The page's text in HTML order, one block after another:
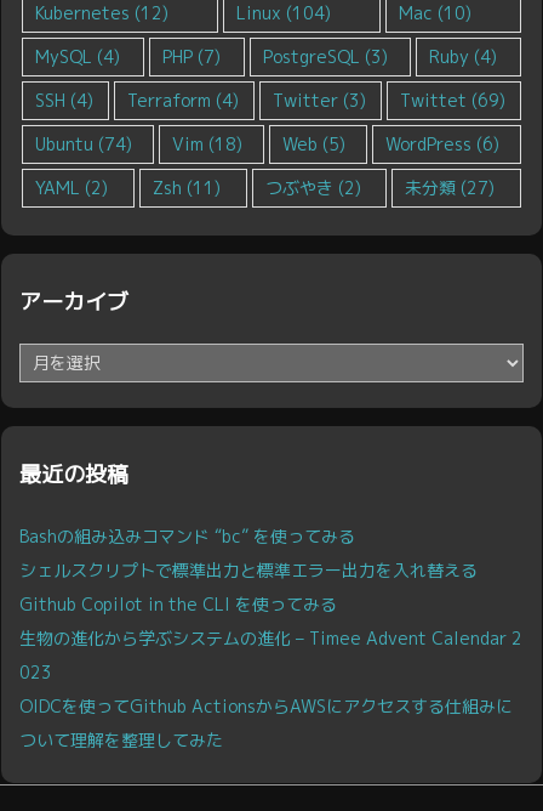
Kubernetes (12) Linux (104) Mac (10)
MySQL (4) PHP(7) PostgreSQL (3) Ruby (4)
SSH (4) Terraform (4) Twitter (3) Twittet (69)
Ubuntu (74) Vim (18) Web (5) WordPress (6)
YAML (2) Zsh (11) つぶやき (2) 未分類 (27)
アーカイブ
ー
カ
イ
最近の投稿
Bashの組み込みコマンド “bc” を使ってみる
シェルスクリプトで標準出力と標準エラー出力を入れ替える
Github Copilot in the CLI を使ってみる
生物の進化から学ぶシステムの進化 – Timee Advent Calendar 2
023
OIDCを使ってGithub ActionsからAWSにアクセスする仕組みに
ついて理解を整理してみた